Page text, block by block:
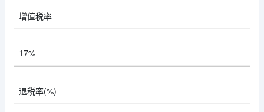
增值税率
17%
退税率(%)